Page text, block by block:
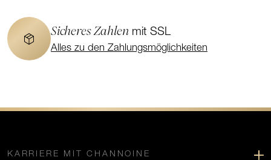
Sicheres Zahlen mit SSL
Alles zu den Zahlungsmöglichkeiten
KARRIERE MIT CHANNOINE